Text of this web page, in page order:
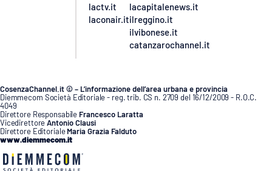
lactv.it
laconair.it
lacapitalenews.it
ilreggino.it
ilvibonese.it
catanzarochannel.it
CosenzaChannel.it © – L’informazione dell’area urbana e provincia
Diemmecom Società Editoriale - reg. trib. CS n. 2709 del 16/12/2009 - R.O.C.
4049
Direttore Responsabile Francesco Laratta
VicedirettoreAntonio Clausi
Direttore Editoriale Maria Grazia Falduto
www.diemmecom.it